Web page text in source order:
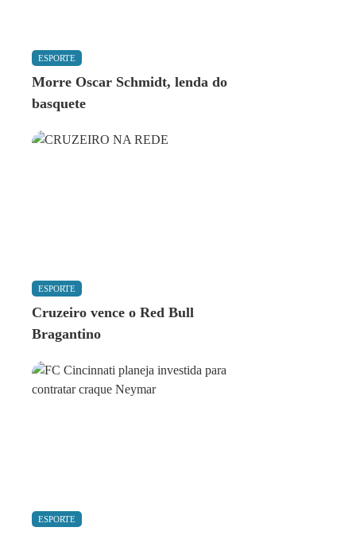
ESPORTE
Morre Oscar Schmidt, lenda do
basquete
ESPORTE
Cruzeiro vence o Red Bull
Bragantino
ESPORTE